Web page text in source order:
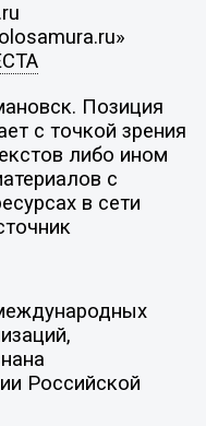
Позиция
с точкой зрения
либо ином
с
в сети
Российской